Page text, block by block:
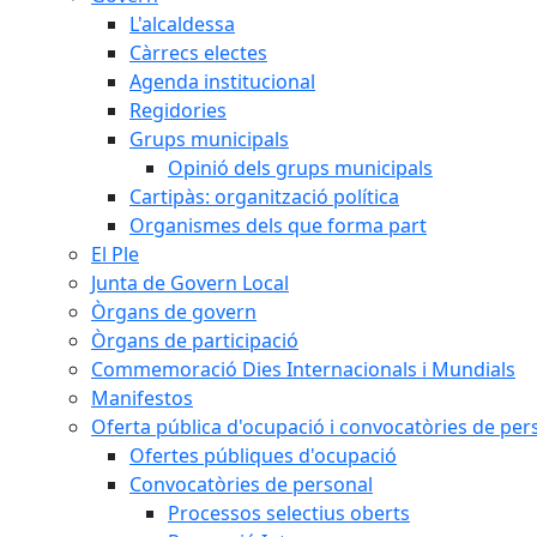
L'alcaldessa
Càrrecs electes
Agenda institucional
Regidories
Grups municipals
Opinió dels grups municipals
Cartipàs: organització política
Organismes dels que forma part
El Ple
Junta de Govern Local
Òrgans de govern
Òrgans de participació
Commemoració Dies Internacionals i Mundials
Manifestos
Oferta pública d'ocupació i convocatòries de
Ofertes públiques d'ocupació
Convocatòries de personal
Processos selectius oberts